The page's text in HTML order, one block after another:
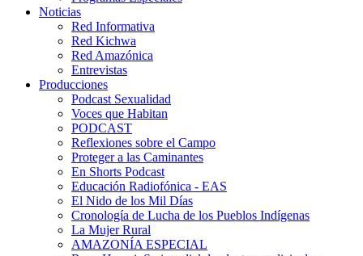
Noticias
Red Informativa
Red Kichwa
Red Amazónica
Entrevistas
Producciones
Podcast Sexualidad
Voces que Habitan
PODCAST
Reflexiones sobre el Campo
Proteger a las Caminantes
En Shorts Podcast
Educación Radiofónica - EAS
El Nido de los Mil Días
Cronología de Lucha de los Pueblos Indígenas
La Mujer Rural
AMAZONÍA ESPECIAL